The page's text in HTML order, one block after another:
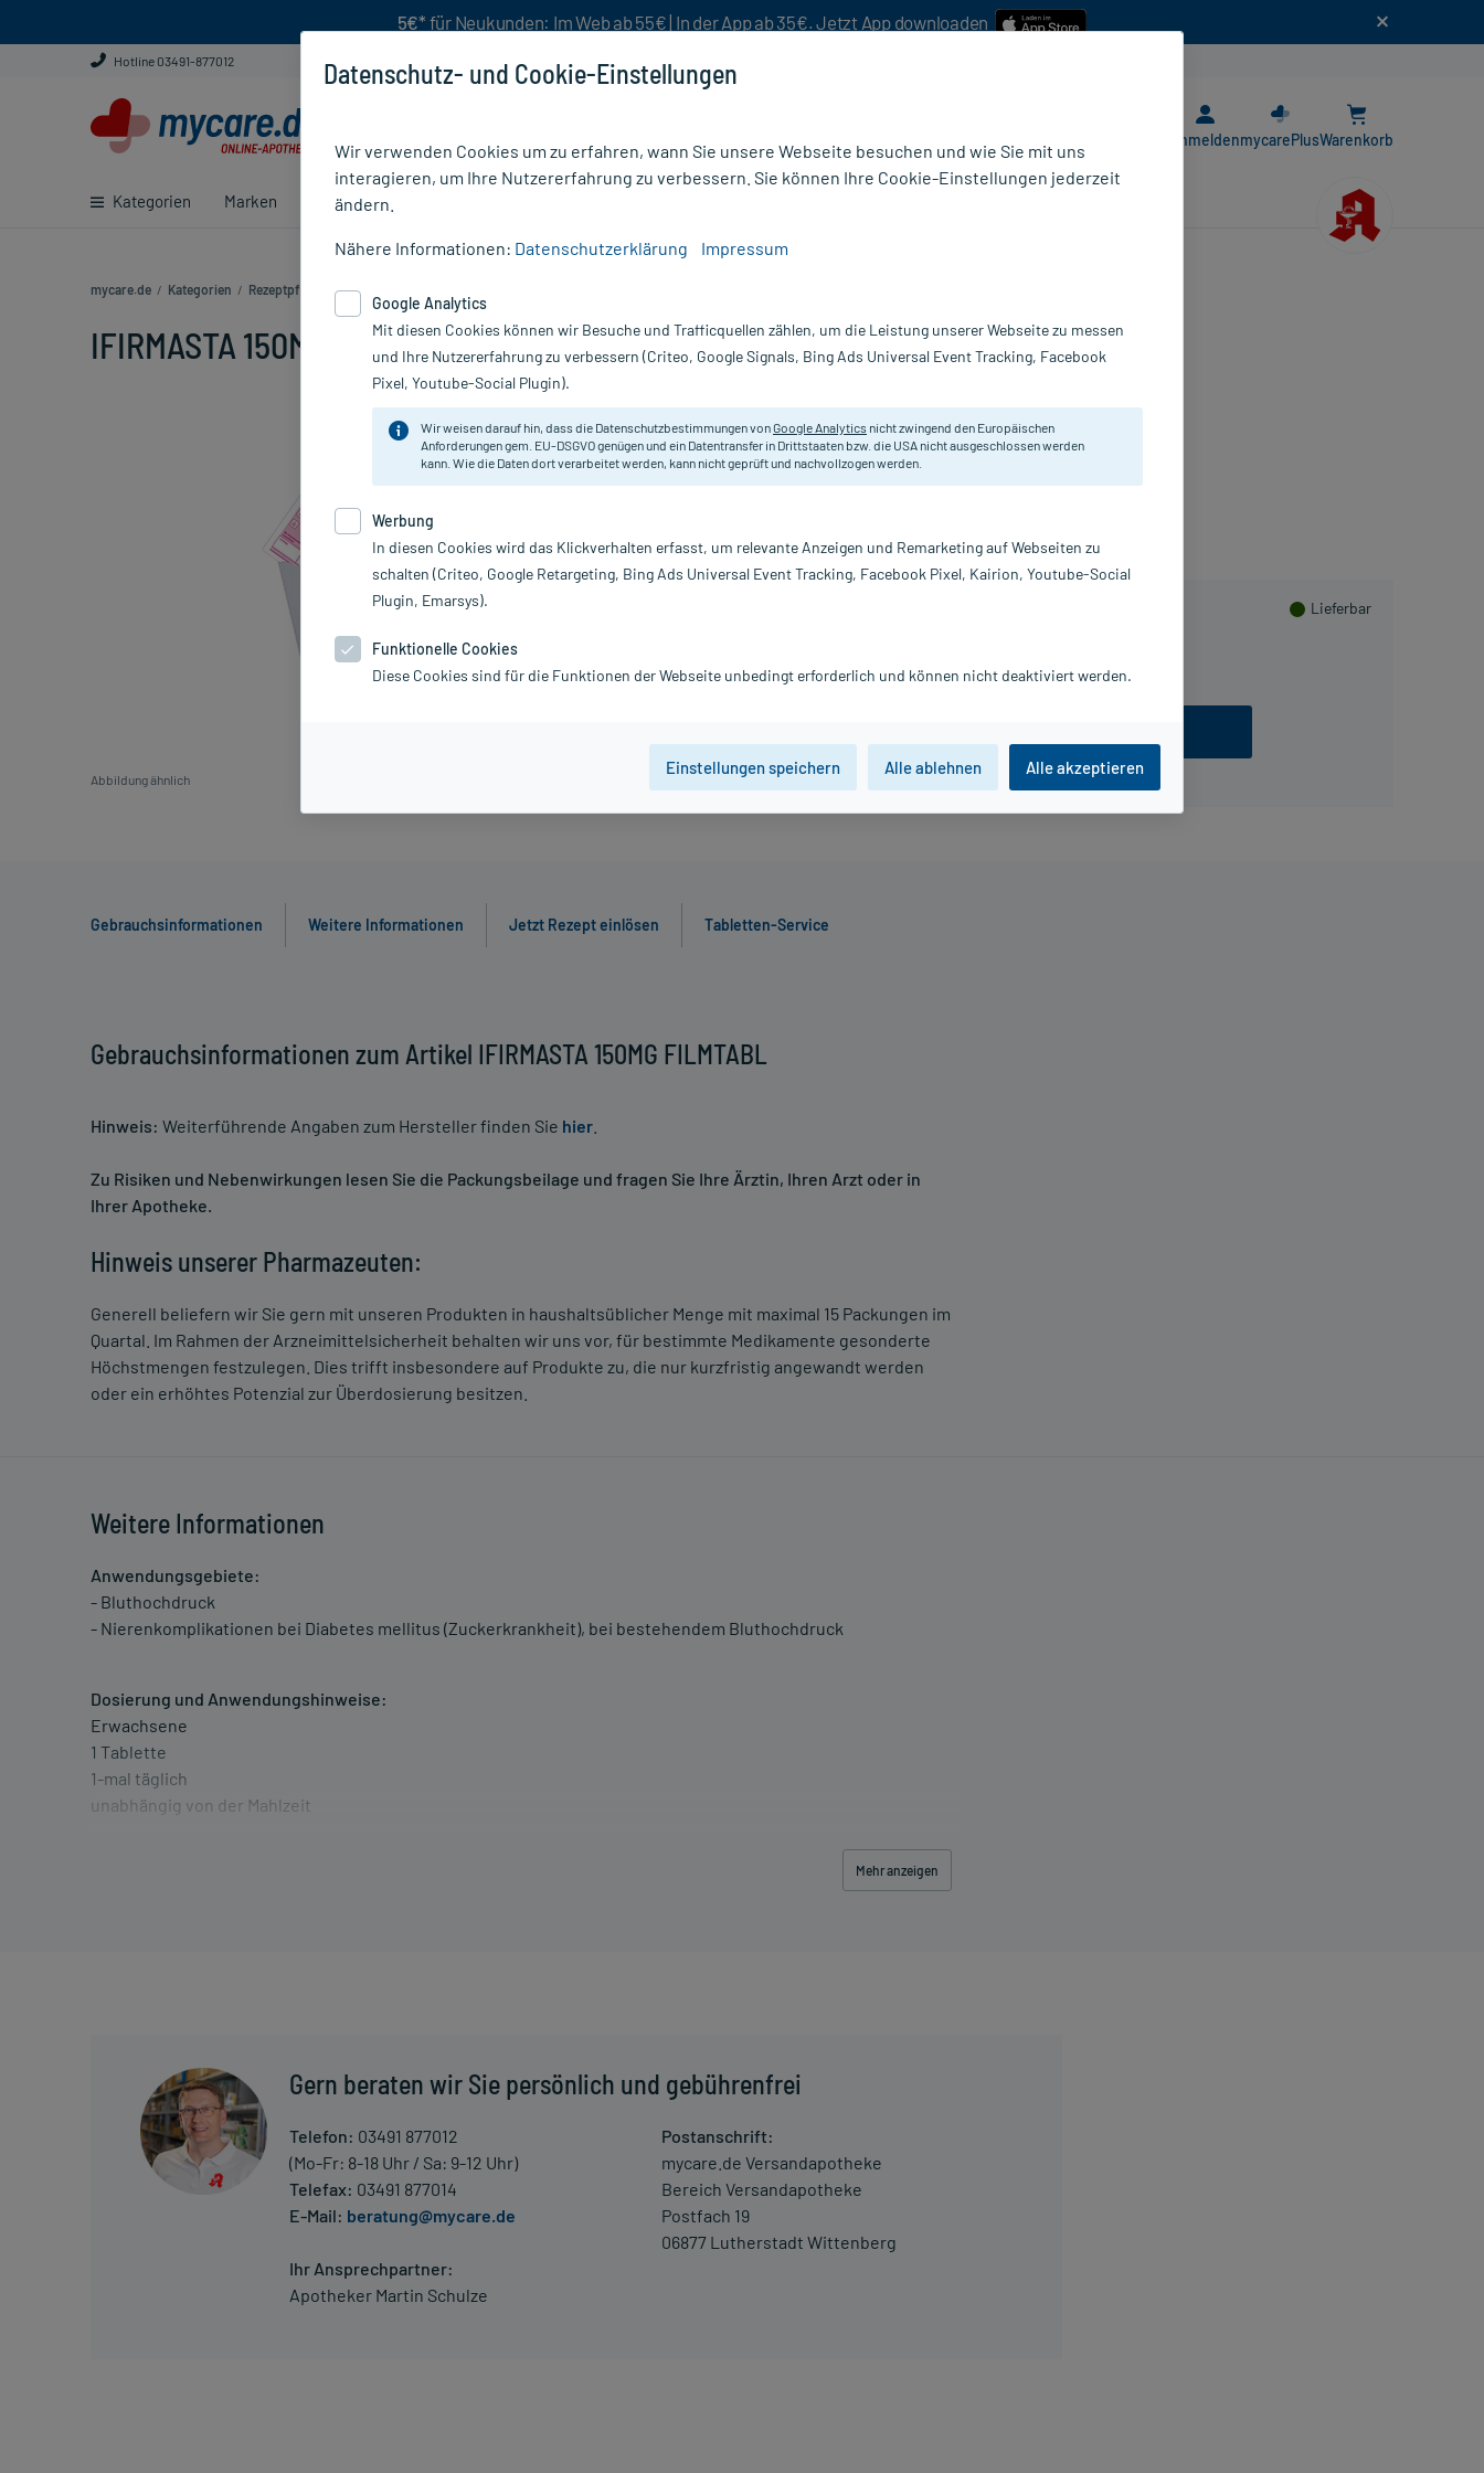
5€* für Neukunden: Im Web ab 55€ | In der App ab 35€. Jetzt App downloaden
Hotline 03491-877012
Kategorien Marken Ratgeber
AnmeldenmycarePlusWarenkorb
mycare.de / Kategorien / Rezeptpflichtige Medikamente
IFIRMASTA 150MG FILMTABL, 98 St
Abbildung ähnlich
inkl. MwSt. Gratis-Versandinnerhalb D.
Lieferbar
IFIRMASTA 150 mg Filmtabletten
Inhalt:
98 St
PZN:
09726394
Hersteller:
Gebrauchsinformationen Weitere Informationen Jetzt Rezept einlösen Tabletten-Service
Gebrauchsinformationen zum Artikel IFIRMASTA 150MG FILMTABL
Hinweis: Weiterführende Angaben zum Hersteller finden Sie hier
Zu Risiken und Nebenwirkungen lesen Sie die Packungsbeilage und fragen Sie Ihre Ärztin, Ihren Arzt oder in
Ihrer Apotheke.
Hinweis unserer Pharmazeuten:
Generell beliefern wir Sie gern mit unseren Produkten in haushaltsüblicher Menge mit maximal 15 Packungen im
Quartal. Im Rahmen der Arzneimittelsicherheit behalten wir uns vor, für bestimmte Medikamente gesonderte
Höchstmengen festzulegen. Dies trifft insbesondere auf Produkte zu, die nur kurzfristig angewandt werden
oder ein erhöhtes Potenzial zur Überdosierung besitzen.
Weitere Informationen
Anwendungsgebiete:
- Bluthochdruck
- Nierenkomplikationen bei Diabetes mellitus (Zuckerkrankheit), bei bestehendem Bluthochdruck
Dosierung und Anwendungshinweise:
Erwachsene
1 Tablette
1-mal täglich
unabhängig von der Mahlzeit
unabhängig von der Mahlzeit
Die Gesamtdosis sollte nicht ohne Rücksprache mit einem Arzt oder Apotheker überschritten werden.
Art der Anwendung?
Nehmen Sie das Arzneimittel mit Flüssigkeit (z.B. 1 Glas Wasser) ein.
Die Anwendungsdauer richtet sich nach Art der Beschwerde und/oder Dauer der Erkrankung und wird deshalb
nur von Ihrem Arzt bestimmt.
Mehr anzeigen
Gern beraten wir Sie persönlich und gebührenfrei
Telefon: 03491 877012
(Mo-Fr: 8-18 Uhr / Sa: 9-12 Uhr)
Telefax: 03491 877014
E-Mail: beratung@mycare.de
Ihr Ansprechpartner:
Apotheker Martin Schulze
Postanschrift:
mycare.de Versandapotheke
Bereich Versandapotheke
Postfach 19
06877 Lutherstadt Wittenberg
Datenschutz- und Cookie-Einstellungen
Wir verwenden Cookies um zu erfahren, wann Sie unsere Webseite besuchen und wie Sie mit uns
interagieren, um Ihre Nutzererfahrung zu verbessern. Sie können Ihre Cookie-Einstellungen jederzeit
ändern.
Nähere Informationen: Datenschutzerklärung Impressum
Google Analytics
Mit diesen Cookies können wir Besuche und Trafficquellen zählen, um die Leistung unserer Webseite zu messen
und Ihre Nutzererfahrung zu verbessern (Criteo, Google Signals, Bing Ads Universal Event Tracking, Facebook
Pixel, Youtube-Social Plugin).
Wir weisen darauf hin, dass die Datenschutzbestimmungen vonGoogle Analytics nicht zwingend den Europäischen
Anforderungen gem. EU-DSGVO genügen und ein Datentransfer in Drittstaaten bzw. die USA nicht ausgeschlossen werden
kann. Wie die Daten dort verarbeitet werden, kann nicht geprüft und nachvollzogen werden.
Werbung
In diesen Cookies wird das Klickverhalten erfasst, um relevante Anzeigen und Remarketing auf Webseiten zu
schalten (Criteo, Google Retargeting, Bing Ads Universal Event Tracking, Facebook Pixel, Kairion, Youtube-Social
Plugin, Emarsys).
Funktionelle Cookies
Diese Cookies sind für die Funktionen der Webseite unbedingt erforderlich und können nicht deaktiviert werden.
Einstellungen speichern Alle ablehnen Alle akzeptieren